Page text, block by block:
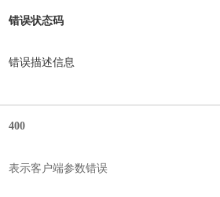
错误状态码
错误描述信息
400
表示客户端参数错误